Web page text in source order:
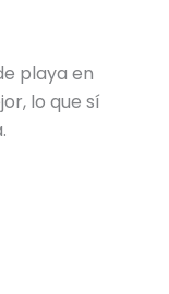
playa en
lo que sí